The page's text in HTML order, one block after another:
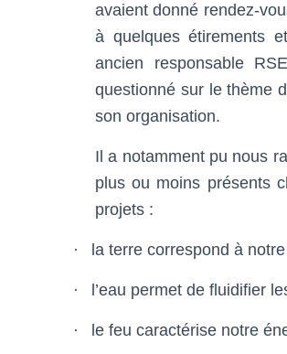
avaient donné rendez-
à quelques étirements
ancien responsable
questionné sur le thème
son organisation.
Il a notamment pu nous
plus ou moins présents
projets :
· la terre correspond à
· l’eau permet de fluidifier
· le feu caractérise notre